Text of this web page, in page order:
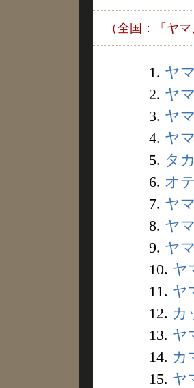
（全国：「ヤ
1. ヤ
2. ヤ
3. ヤ
4. ヤ
5. タ
6. オ
7. ヤ
8. ヤ
9. ヤ
10. ヤ
11. ヤ
12. カ
13. ヤ
14. カ
15. ヤ